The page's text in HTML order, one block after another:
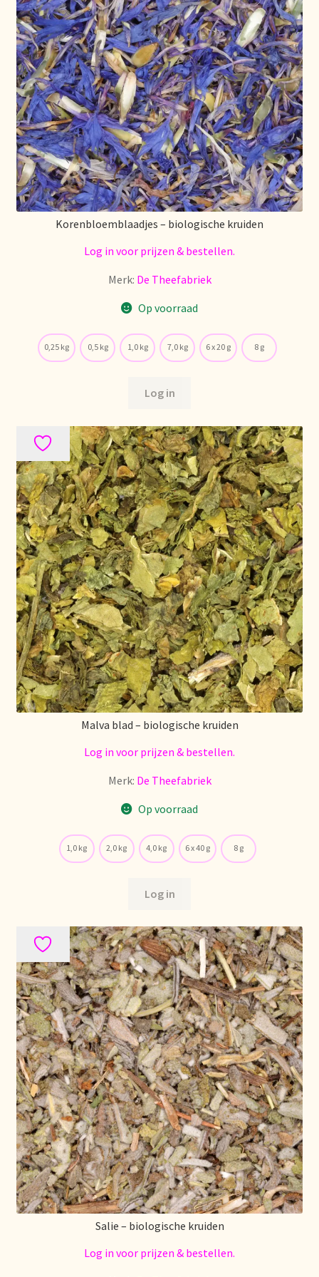
Déclaration de confidentialité
Devoluciones y garantía
Envío y entrega
Expédition et livraison
Food safety
Image de marque personnelle
Kontakt
Lebensmittelsicherheit
Lista de precios actualizada.
Liste de prix actuelle
Marca personal
Meertaligheid
Mehrsprachigkeit
Mentions légales
Mijn account
Multilingüismo.
Newsletter
Nieuwsbrief
Notre vision du thé
Nuestra visión del té
Online shop
Onlineshop
Onze visie op thee
Ordering and delivery time
Organic certificates
Korenbloemblaadjes – biologische kruiden
Log in voor prijzen & bestellen.
Merk: De Theefabriek
Op voorraad
0,25 kg 0,5 kg 1,0 kg 7,0 kg 6 x 20 g 8 g
Log in
Malva blad – biologische kruiden
Log in voor prijzen & bestellen.
Merk: De Theefabriek
Op voorraad
1,0 kg 2,0 kg 4,0 kg 6 x 40 g 8 g
Log in
Salie – biologische kruiden
Log in voor prijzen & bestellen.